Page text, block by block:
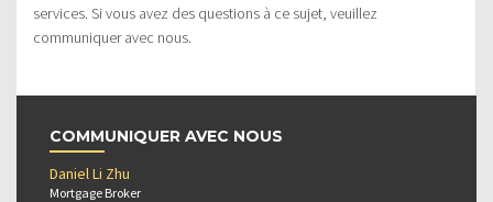
services. Si vous avez des questions à ce sujet, veuillez
communiquer avec nous.
COMMUNIQUER AVEC NOUS
Daniel Li Zhu
Mortgage Broker